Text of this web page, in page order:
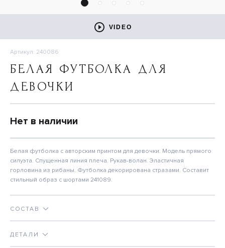
VIDEO
Артикул: 240086
БЕЛАЯ ФУТБОЛКА ДЛЯ
ДЕВОЧКИ
Нет в наличии
Белая футболка с авторским принтом для девочки. Модель прямого
силуэта. Спущенная линия плеча. Рукав-волан. Эластичная
горловина из рибаны. Футболка декорирована стразами. Составит
стильный образ с шортами 241089.
СОСТАВ
ДЕТАЛИ